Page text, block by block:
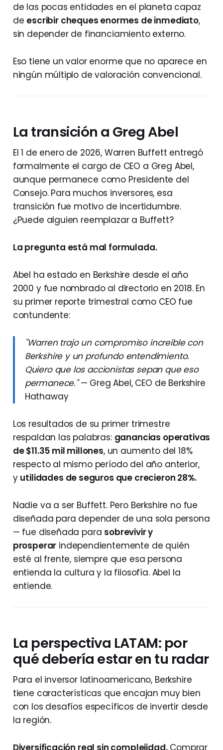
de las pocas entidades en el planeta capaz
de escribir cheques enormes de inmediato,
sin depender de financiamiento externo.
Eso tiene un valor enorme que no aparece en
ningún múltiplo de valoración convencional.
La transición a Greg Abel
El 1 de enero de 2026, Warren Buffett entregó
formalmente el cargo de CEO a Greg Abel,
aunque permanece como Presidente del
Consejo. Para muchos inversores, esa
transición fue motivo de incertidumbre.
¿Puede alguien reemplazar a Buffett?
La pregunta está mal formulada.
Abel ha estado en Berkshire desde el año
2000 y fue nombrado al directorio en 2018. En
su primer reporte trimestral como CEO fue
contundente:
"Warren trajo un compromiso increíble con
Berkshire y un profundo entendimiento.
Quiero que los accionistas sepan que eso
permanece."— Greg Abel, CEO de Berkshire
Hathaway
Los resultados de su primer trimestre
respaldan las palabras: ganancias operativas
de $11.35 mil millones, un aumento del 18%
respecto al mismo período del año anterior,
y utilidades de seguros que crecieron 28%.
Nadie va a ser Buffett. Pero Berkshire no fue
diseñada para depender de una sola persona
— fue diseñada para sobrevivir y
prosperar independientemente de quién
esté al frente, siempre que esa persona
entienda la cultura y la filosofía. Abel la
entiende.
La perspectiva LATAM: por
qué debería estar en tu radar
Para el inversor latinoamericano, Berkshire
tiene características que encajan muy bien
con los desafíos específicos de invertir desde
la región.
Diversificación real sin complejidad.Comprar